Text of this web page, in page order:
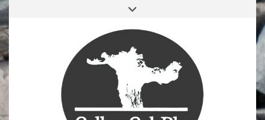
Saltar
al
contenido
Alternar
cabecera